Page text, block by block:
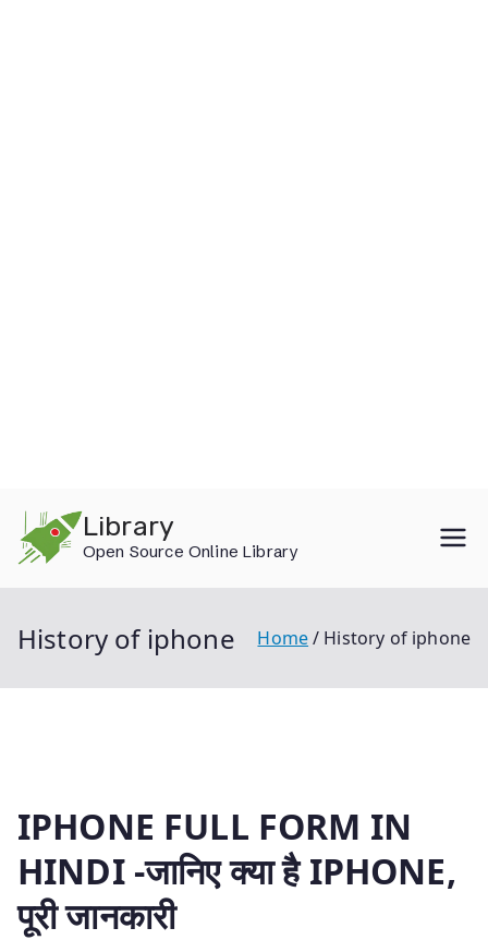
content
Library
Open Source Online Library
History of iphone Home History of iphone
IPHONE FULL FORM IN
HINDI -जानिए क्या है IPHONE,
पूरी जानकारी